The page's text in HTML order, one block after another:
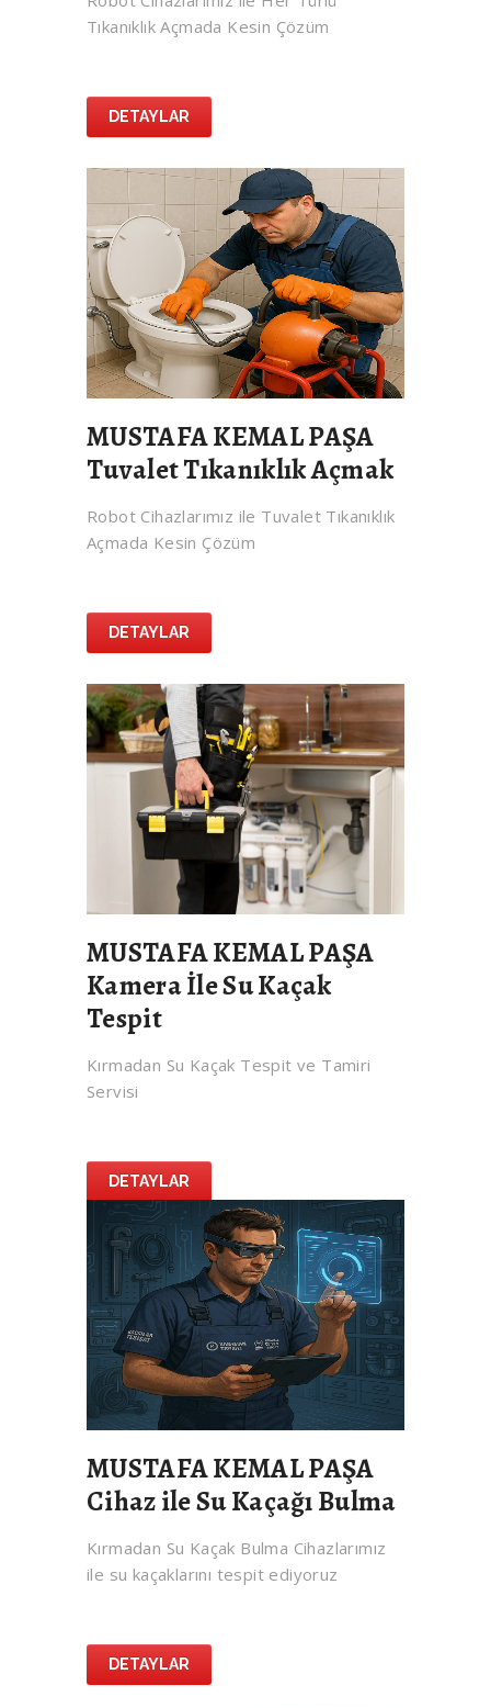
Tıkanıklık Açmada Kesin Çözüm
DETAYLAR
MUSTAFA KEMAL PAŞA
Tuvalet Tıkanıklık Açmak
Robot Cihazlarımız ile Tuvalet Tıkanıklık
Açmada Kesin Çözüm
DETAYLAR
MUSTAFA KEMAL PAŞA
Kamera İle Su Kaçak
Tespit
Kırmadan Su Kaçak Tespit ve Tamiri
Servisi
DETAYLAR
MUSTAFA KEMAL PAŞA
Cihaz ile Su Kaçağı Bulma
Kırmadan Su Kaçak Bulma Cihazlarımız
ile su kaçaklarını tespit ediyoruz
DETAYLAR